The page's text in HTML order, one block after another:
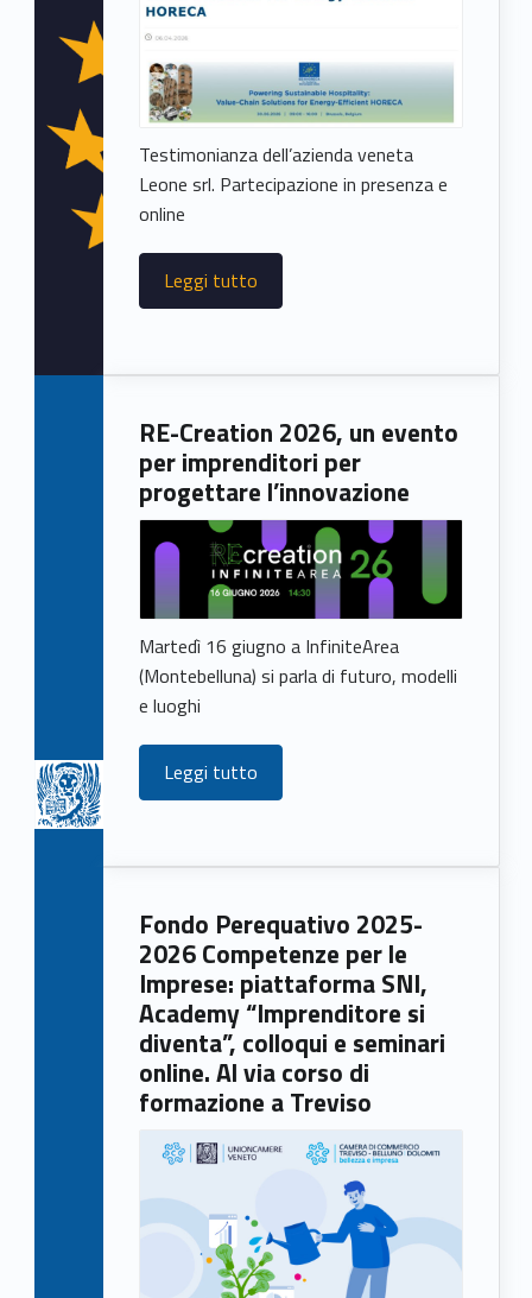
Testimonianza dell’azienda veneta
Leone srl. Partecipazione in presenza e
online
Leggi tutto
RE-Creation 2026, un evento
per imprenditori per
progettare l’innovazione
Martedì 16 giugno a InfiniteArea
(Montebelluna) si parla di futuro, modelli
e luoghi
Leggi tutto
Fondo Perequativo 2025-
2026 Competenze per le
Imprese: piattaforma SNI,
Academy “Imprenditore si
diventa”, colloqui e seminari
online. Al via corso di
formazione a Treviso